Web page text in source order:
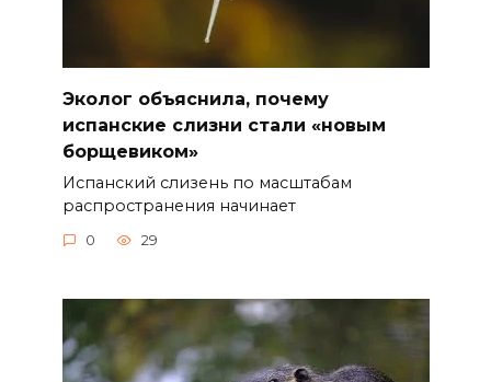
Эколог объяснила, почему
испанские слизни стали «новым
борщевиком»
Испанский слизень по масштабам
распространения начинает
0 29